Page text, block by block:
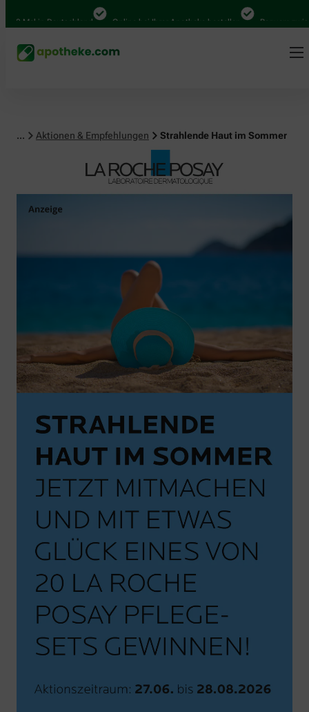
in Deutschland Online bei Ihrer Apotheke bestellen Bequem zwischen
... Aktionen & Empfehlungen Strahlende Haut im Sommer